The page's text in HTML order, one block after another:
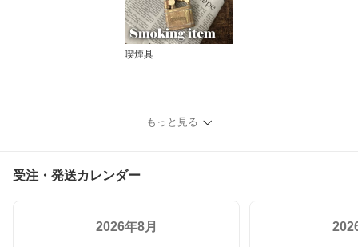
喫煙具
もっと見る
受注・発送カレンダー
2026年8月